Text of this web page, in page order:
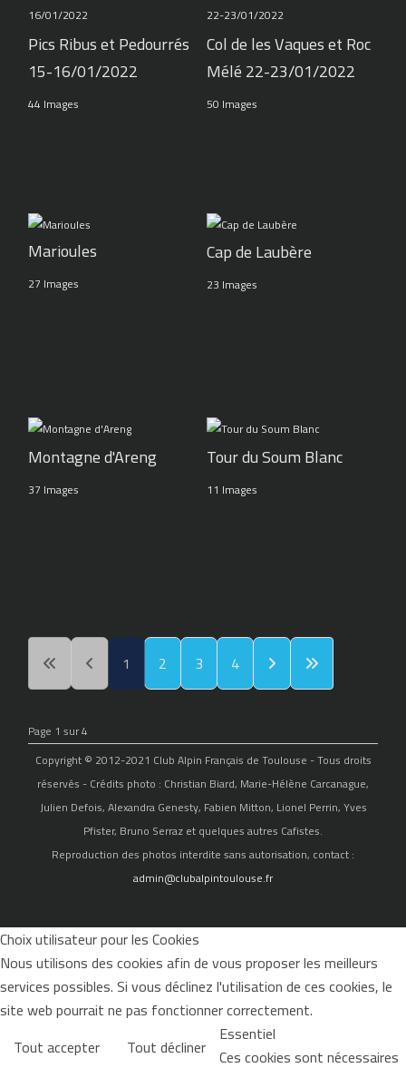
Pics Ribus et Pedourrés
15-16/01/2022
44 Images
Col de les Vaques et Roc
Mélé 22-23/01/2022
50 Images
Marioules
27 Images
Cap de Laubère
23 Images
Montagne d'Areng
37 Images
Tour du Soum Blanc
11 Images
1 2 3 4
Page 1 sur 4
Copyright © 2012-2021 Club Alpin Français de Toulouse - Tous droits
réservés - Crédits photo : Christian Biard, Marie-Hélène Carcanague,
Julien Defois, Alexandra Genesty, Fabien Mitton, Lionel Perrin, Yves
Pfister, Bruno Serraz et quelques autres Cafistes.
Reproduction des photos interdite sans autorisation, contact :
admin@clubalpintoulouse.fr
Choix utilisateur pour les Cookies
Nous utilisons des cookies afin de vous proposer les meilleurs
services possibles. Si vous déclinez l'utilisation de ces cookies, le
site web pourrait ne pas fonctionner correctement.
Tout accepter
Tout décliner Essentiel
Ces cookies sont nécessaires